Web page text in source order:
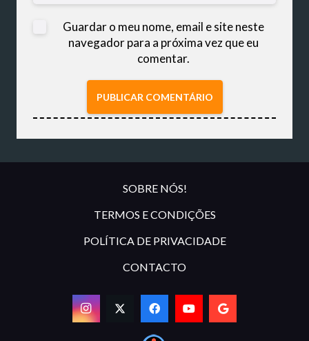
Guardar o meu nome, email e site neste
navegador para a próxima vez que eu
comentar.
PUBLICAR COMENTÁRIO
SOBRE NÓS!
TERMOS E CONDIÇÕES
POLÍTICA DE PRIVACIDADE
CONTACTO